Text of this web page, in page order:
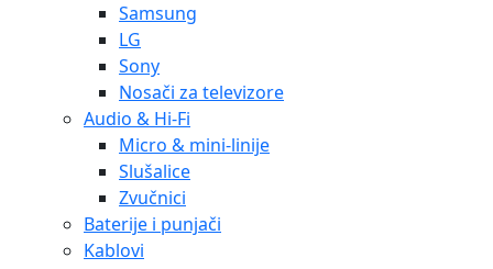
Samsung
LG
Sony
Nosači za televizore
Audio & Hi-Fi
Micro & mini-linije
Slušalice
Zvučnici
Baterije i punjači
Kablovi